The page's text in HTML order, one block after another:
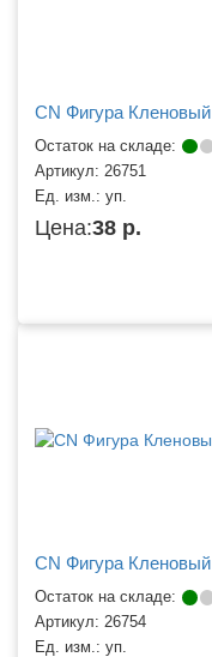
CN Фигура
Остаток на складе:
Артикул: 26751
Ед. изм.: уп.
Цена:38 р.
CN Фигура
Остаток на складе:
Артикул: 26754
Ед. изм.: уп.